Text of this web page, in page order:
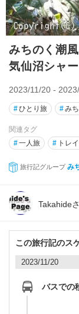
みちのく潮
気仙沼シャ
2023/11/20 -
#ひとり旅 #み
関連タグ
#一人旅 # トレ
旅行記グループ み
Takahide
この旅行記のス
2023/11/20
バスでの